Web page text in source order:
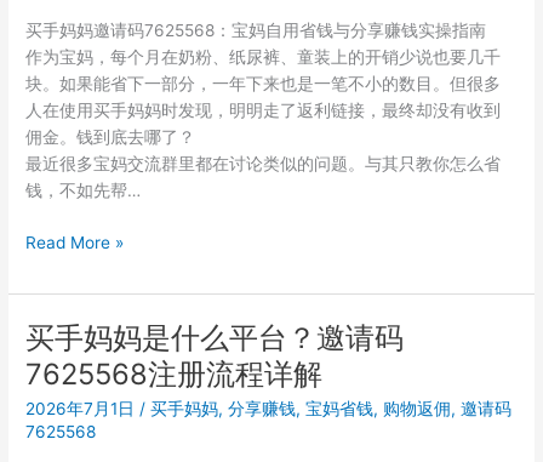
和
蜜
源、
花
生
日
记
别
哪？
宝
妈
选
哪
个
买手妈妈邀请码7625568：宝妈自用省钱与分享赚钱实操指南
作为宝妈，每个月在奶粉、纸尿裤、童装上的开销少说也要几千
块。如果能省下一部分，一年下来也是一笔不小的数目。但很多
人在使用买手妈妈时发现，明明走了返利链接，最终却没有收到
佣金。钱到底去哪了？
最近很多宝妈交流群里都在讨论类似的问题。与其只教你怎么省
钱，不如先帮…
买
妈
妈
怎
么
注
册？
Read More »
买手妈妈是什么平台？邀请码
7625568注册流程详解
2026年7月1日/买手妈妈,分享赚钱,宝妈省钱, 购物返佣,邀请码
7625568